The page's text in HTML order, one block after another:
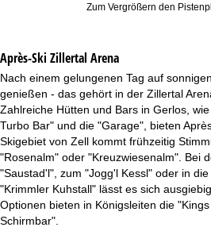
Zum Vergrößern den
Après-Ski Zillertal Arena
Nach einem gelungenen Tag auf
genießen - das gehört in der Zillertal
Zahlreiche Hütten und Bars in Gerlos,
Turbo Bar" und die "Garage", bieten
Skigebiet von Zell kommt frühzeitig
"Rosenalm" oder "Kreuzwiesenalm". Bei
"Saustad'l", zum "Jogg'l Kessl" oder in
"Krimmler Kuhstall" lässt es sich
Optionen bieten in Königsleiten die
Schirmbar".